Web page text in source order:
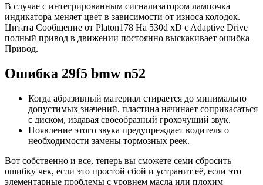
В случае с интегрированным сигнализатором лампочка
индикатора меняет цвет в зависимости от износа колодок.
Цитата Сообщение от Platon178 На 530d xD c Adaptive Drive
полный привод в движении постоянно выскакивает ошибка
Привод.
Ошибка 29f5 bmw n52
Когда абразивный материал стирается до минимально
допустимых значений, пластина начинает соприкасаться
с диском, издавая своеобразный грохочущий звук.
Появление этого звука предупреждает водителя о
необходимости замены тормозных реек.
Вот собственно и все, теперь вы сможете семи сбросить
ошибку чек, если это простой сбой и устранит её, если это
элементарные проблемы с уровнем масла или плохим